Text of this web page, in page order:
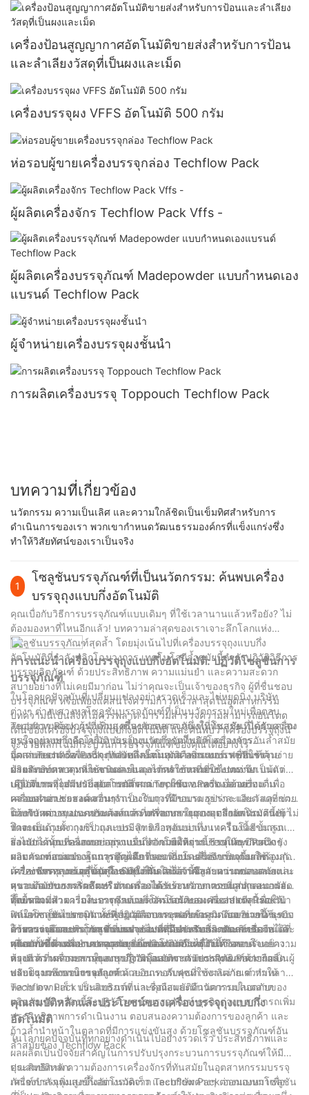
เครื่องป้อนสูญญากาศอัตโนมัติขายส่งสำหรับการป้อน
และลำเลียงวัสดุที่เป็นผงและเม็ด
เครื่องบรรจุผง VFFS อัตโนมัติ 500 กรัม
ห่อรอบผู้ขายเครื่องบรรจุกล่อง Techflow Pack
ผู้ผลิตเครื่องจักร Techflow Pack Vffs -
ผู้ผลิตเครื่องบรรจุภัณฑ์ Madepowder แบบกำหนดเอง
แบรนด์ Techflow Pack
ผู้จำหน่ายเครื่องบรรจุผงชั้นนำ
การผลิตเครื่องบรรจุ Toppouch Techflow Pack
บทความที่เกี่ยวข้อง
นวัตกรรม ความเป็นเลิศ และความใกล้ชิดเป็นเข็มทิศสำหรับการ
ดำเนินการของเรา พวกเขากำหนดวัฒนธรรมองค์กรที่แข็งแกร่งซึ่ง
ทำให้วิสัยทัศน์ของเราเป็นจริง
1
โซลูชันบรรจุภัณฑ์ที่เป็นนวัตกรรม: ค้นพบเครื่อง
บรรจุถุงแบบกึ่งอัตโนมัติ
คุณเบื่อกับวิธีการบรรจุภัณฑ์แบบเดิมๆ ที่ใช้เวลานานแล้วหรือยัง? ไม่
ต้องมองหาที่ไหนอีกแล้ว! บทความล่าสุดของเราเจาะลึกโลกแห่ง
โซลูชันบรรจุภัณฑ์สุดล้ำ โดยมุ่งเน้นไปที่เครื่องบรรจุถุงแบบกึ่ง
อัตโนมัติที่กำลังพลิกโฉมวงการ เทคโนโลยีล้ำสมัยนี้กำลังปฏิวัติวิธีการ
บรรจุผลิตภัณฑ์ ด้วยประสิทธิภาพ ความแม่นยำ และความสะดวก
สบายอย่างที่ไม่เคยมีมาก่อน ไม่ว่าคุณจะเป็นเจ้าของธุรกิจ ผู้ที่ชื่นชอบ
บรรจุภัณฑ์ หรือเพียงแค่สนใจความก้าวหน้าล่าสุดในอุตสาหกรรม
บทความนี้เป็นสิ่งที่ไม่ควรพลาด มาร่วมสำรวจความสามารถอันโดด
เด่นของเครื่องบรรจุถุงแบบกึ่งอัตโนมัติ และค้นพบว่าเครื่องบรรจุถุงนี้
จะช่วยพลิกโฉมกระบวนการบรรจุภัณฑ์ของคุณได้อย่างไร
การแนะนำเครื่องบรรจุถุงแบบกึ่งอัตโนมัติ: ปฏิวัติโซลูชันการ
บรรจุภัณฑ์
ในโลกยุคปัจจุบันที่เปลี่ยนแปลงอย่างรวดเร็วและไม่หยุดนิ่ง บริษัท
ต่างๆ ต่างแสวงหาโซลูชันบรรจุภัณฑ์ที่เป็นนวัตกรรมใหม่เพื่อตอบ
สนองความต้องการที่เพิ่มสูงขึ้นของตลาด หนึ่งในโซลูชันที่ได้รับความ
สนใจอย่างมากคือเครื่องบรรจุถุงแบบกึ่งอัตโนมัติ เครื่องจักรอันล้ำสมัย
นี้จาก Techflow Pack กำลังพลิกโฉมอุตสาหกรรมบรรจุภัณฑ์ด้วย
ประสิทธิภาพ ความหลากหลาย และการใช้งานที่ใช้งานง่าย
Techflow Pack ผู้นำด้านเครื่องจักรบรรจุภัณฑ์ที่ทันสมัย ​​เปิดตัวเครื่อง
บรรจุถุงแบบกึ่งอัตโนมัติ นับเป็นนวัตกรรมที่พลิกโฉมวงการ
อุตสาหกรรม เครื่องนี้กะทัดรัดและทนทาน ออกแบบมาเพื่อบรรจุ
ผลิตภัณฑ์หลากหลายชนิดลงในถุงได้หลากหลายประเภท จึงเป็นตัว
เลือกที่เหมาะสำหรับอุตสาหกรรมต่างๆ เช่น อาหารและเครื่องดื่ม
เครื่องสำอาง ยา และอื่นๆ
จุดเด่นของเครื่องบรรจุถุงแบบกึ่งอัตโนมัติคืออินเทอร์เฟซที่ใช้งานง่าย
ด้วยระบบควบคุมที่ใช้งานง่ายและการทำงานที่ตรงไปตรงมา แม้แต่ผู้
ปฏิบัติงานที่ไม่มีประสบการณ์ก็สามารถใช้งานเครื่องได้อย่าง
คล่องแคล่ว ช่วยลดความจำเป็นในการฝึกอบรมอย่างละเอียด และช่วย
ให้บริษัทต่างๆ ประหยัดเวลาและทรัพยากรในการเตรียมพนักงานเข้า
ทำงาน
เครื่องบรรจุถุงแบบกึ่งอัตโนมัติจาก Techflow Pack ออกแบบมาเพื่อ
ความอเนกประสงค์ สามารถรองรับถุงที่มีขนาด รูปร่าง และวัสดุที่แตก
ต่างกัน ตอบสนองความต้องการที่หลากหลายของอุตสาหกรรมต่างๆ ไม่
ว่าจะเป็นถุงตั้ง ถุงซิป ถุงแบบมีจุก หรือถุงแบบแบน เครื่องนี้สามารถ
รองรับได้ทุกประเภทอย่างราบรื่น ความยืดหยุ่นนี้ช่วยให้ธุรกิจต่างๆ
สามารถตอบสนองฐานลูกค้าได้กว้างขวางโดยไม่จำเป็นต้องใช้
เครื่องจักรหลายเครื่องหรือลงทุนเพิ่มเติม
นอกจากความอเนกประสงค์แล้ว เครื่องบรรจุถุงแบบกึ่งอัตโนมัตินี้ยัง
โดดเด่นด้วยความเร็วและประสิทธิภาพอันน่าทึ่ง เทคโนโลยีขั้นสูงและ
ส่วนประกอบที่ออกแบบอย่างแม่นยำ ช่วยให้การบรรจุและปิดผนึก
ผลิตภัณฑ์แม่นยำ ลดการสูญเสีย และเพิ่มประสิทธิภาพการผลิตสูงสุด
ด้วยช่วงการบรรจุสูงสุดถึง 500 กรัม เครื่องนี้จึงสามารถตอบสนอง
ความต้องการการผลิตปริมาณมากได้ พร้อมรักษาความสม่ำเสมอและ
คุณภาพ
ยิ่งไปกว่านั้น เครื่องบรรจุถุงแบบกึ่งอัตโนมัติจาก Techflow Pack ยัง
มอบความสามารถในการปิดผนึกที่ยอดเยี่ยม เครื่องบรรจุนี้มาพร้อมกับ
เครื่องซีลความร้อนขั้นสูง ช่วยให้มั่นใจได้ว่าซีลจะแน่นหนาและแน่น
หนา ป้องกันการรั่วซึมหรือหกเลอะเทอะระหว่างการขนส่งและการจัด
เก็บ ความสามารถในการซีลด้วยความร้อนของเครื่องบรรจุนี้รองรับ
ฟิล์มหลากหลายชนิด ทั้งฟิล์มเคลือบและฟอยล์อลูมิเนียม ช่วยให้ธุรกิจ
สามารถเลือกบรรจุภัณฑ์ที่เหมาะสมที่สุดสำหรับผลิตภัณฑ์ของตนได้
พร้อมทั้งยังคงรักษาความสมบูรณ์ของผลิตภัณฑ์ไว้ได้
เครื่องบรรจุถุงแบบกึ่งอัตโนมัติยังให้ความสำคัญกับความปลอดภัยและ
สุขอนามัยของผลิตภัณฑ์ ตัวเครื่องได้รับการออกแบบที่ถูกสุขอนามัย
ทั้งพื้นผิวที่ทำความสะอาดง่ายและโครงสร้างสแตนเลสสตีล เพื่อให้
แน่ใจว่าเป็นไปตามมาตรฐานอุตสาหกรรมที่เข้มงวด นอกจากนี้ ระบบ
การบรรจุแบบปริมาตรที่แม่นยำของเครื่องยังรับประกันการวัด
ผลิตภัณฑ์ที่แม่นยำ ลดความเสี่ยงของการบรรจุเกินหรือขาด
โดยรวมแล้ว เครื่องบรรจุถุงแบบกึ่งอัตโนมัติของ Techflow Pack นำ
เสนอโซลูชันบรรจุภัณฑ์ที่ปฏิวัติวงการอุตสาหกรรม ด้วยอินเทอร์เฟซที่
ใช้งานง่ายและความหลากหลาย ไปจนถึงความเร็ว ประสิทธิภาพ และ
คุณสมบัติด้านความปลอดภัยของผลิตภัณฑ์ เครื่องนี้จึงตอบโจทย์ความ
ต้องการที่หลากหลายของธุรกิจ พร้อมยกระดับประสิทธิภาพการผลิต
และความพึงพอใจของลูกค้า
ด้วยความต้องการโซลูชันบรรจุภัณฑ์ที่มีประสิทธิภาพและเชื่อถือได้ที่
เพิ่มมากขึ้น เครื่องบรรจุถุงแบบกึ่งอัตโนมัติจึงได้รับการตอบรับอย่างทัน
ท่วงที ความสามารถในการปฏิวัติอุตสาหกรรมบรรจุภัณฑ์ด้วยการ
ปรับปรุงกระบวนการทำงานและยกระดับคุณภาพผลิตภัณฑ์ ทำให้
Techflow Pack เป็นแบรนด์ที่น่าเชื่อถือและมีนวัตกรรมในตลาด
สรุปแล้ว เครื่องบรรจุถุงแบบกึ่งอัตโนมัติจาก Techflow Pack ถือเป็นผู้
พลิกโฉมวงการบรรจุภัณฑ์ ด้วยอินเทอร์เฟซที่ใช้งานง่าย ความหลาก
หลาย ความเร็ว ประสิทธิภาพ และคุณสมบัติด้านความปลอดภัยของ
ผลิตภัณฑ์ เครื่องนี้จึงปฏิวัติวงการบรรจุภัณฑ์ ธุรกิจต่างๆ สามารถเพิ่ม
ประสิทธิภาพการดำเนินงาน ตอบสนองความต้องการของลูกค้า และ
ก้าวล้ำนำหน้าในตลาดที่มีการแข่งขันสูง ด้วยโซลูชันบรรจุภัณฑ์อัน
ล้ำสมัยของ Techflow Pack
คุณสมบัติหลักและประโยชน์ของเครื่องบรรจุถุงแบบกึ่ง
อัตโนมัติ
ในโลกยุคปัจจุบันที่ทุกอย่างดำเนินไปอย่างรวดเร็ว ประสิทธิภาพและ
ผลผลิตเป็นปัจจัยสำคัญในการปรับปรุงกระบวนการบรรจุภัณฑ์ให้มี
ประสิทธิภาพ ความต้องการเครื่องจักรที่ทันสมัยในอุตสาหกรรมบรรจุ
ภัณฑ์กำลังเพิ่มสูงขึ้นอย่างรวดเร็ว และบริษัทต่างๆ ต่างมองหาโซลูชัน
คุณสมบัติหลัก:
เครื่องบรรจุถุงแบบกึ่งอัตโนมัติจาก Techflow Pack ออกแบบมาเพื่อ